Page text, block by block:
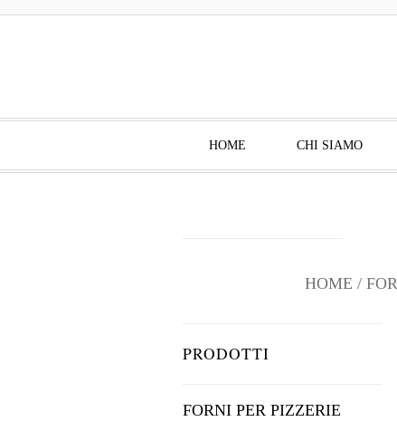
HOME CHI SIAMO
HOME /
PRODOTTI
FORNI PER PIZZERIE